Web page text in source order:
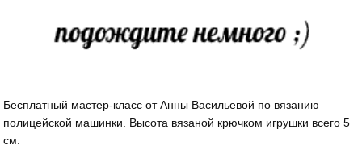
Бесплатный мастер-класс от Анны Васильевой по вязанию
полицейской машинки. Высота вязаной крючком игрушки всего 5
см.